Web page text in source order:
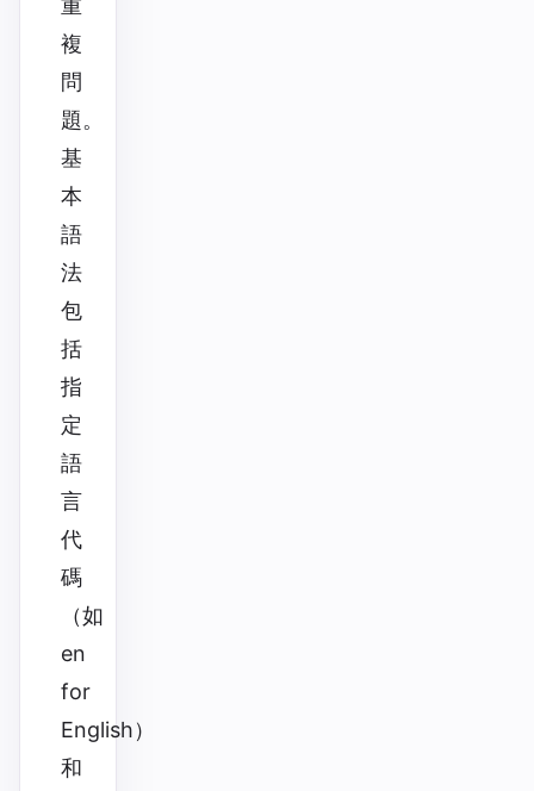
複
問
題。
基
本
語
法
包
括
指
定
語
言
代
碼
（如
en
for
English）
和